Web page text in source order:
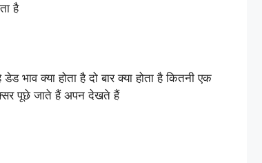
है
भाव क्या होता है दो बार क्या होता है कितनी एक
पूछे जाते हैं अपन देखते हैं